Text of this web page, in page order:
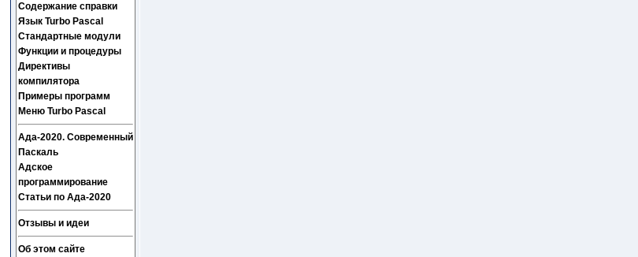
Содержание справки
Язык Turbo Pascal
Стандартные модули
Функции и процедуры
Директивы
компилятора
Примеры программ
Меню Turbo Pascal
Ада-2020. Современный
Паскаль
Адское
программирование
Статьи по Ада-2020
Отзывы и идеи
Об этом сайте